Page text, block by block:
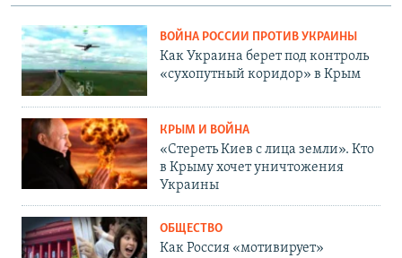
ВОЙНА РОССИИ ПРОТИВ УКРАИНЫ
Как Украина берет под контроль
«сухопутный коридор» в Крым
КРЫМ И ВОЙНА
«Стереть Киев с лица земли». Кто
в Крыму хочет уничтожения
Украины
ОБЩЕСТВО
Как Россия «мотивирует»